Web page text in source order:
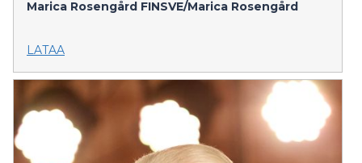
Marica Rosengård FINSVE/Marica Rosengård
LATAA